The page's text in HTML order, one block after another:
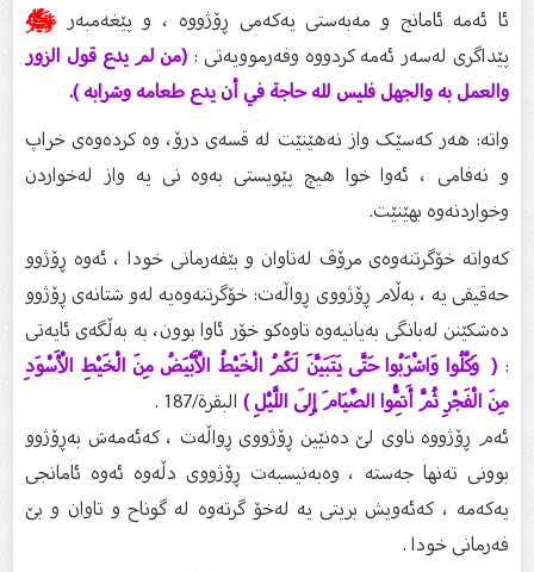
ئا ئەمە ئامانج و مەبەستی یەکەمی ڕۆژووە ، و پێغەمبەرﷺ
پێداگری لەسەر ئەمە کردووە وفەرموویەتی :(من لم يدع قول الزور
والعمل به والجهل فليس لله حاجة في أن يدع طعامه وشرابه ).
واتە: هەر کەسێک واز نەهێنێت لە قسەى درۆ، وە کردەوەى خراپ
و نەفامی ، ئەوا خوا هیچ پێویستى بەوە نی یە واز لەخواردن
وخواردنەوە بهێنێت.
کەواتە خۆگرتنەوەی مرۆڤ لەتاوان و بێفەرمانی خودا ، ئەوە ڕۆژوو
حەقیقی یە ، بەڵام ڕۆژووی ڕواڵەت: خۆگرتنەوەیە لەو شتانەی ڕۆژوو
دەشکێنن لەبانگی بەیانیەوە تاوەکو خۆر ئاوا بوون، بە بەڵگەی ئایەتی
( وَكُلُوا وَاشْرَبُوا حَتَّى يَتَبَيَّنَ لَكُمُ الْخَيْطُ الْأَبْيَضُ مِنَ الْخَيْطِ الْأَسْوَدِ
مِنَ الْفَجْرِ ثُمَّ أَتِمُّوا الصِّيَامَ إِلَى اللَّيْلِ )البقرة/187 .
ئەم ڕۆژووە ناوی لێ دەنێین ڕۆژووی ڕواڵەت ، کەئەمەش بەڕۆژوو
بوونی تەنها جەستە ، وەبەنیسبەت ڕۆژووی دڵەوە ئەوە ئامانجی
یەکەمە ، کەئەویش بریتی یە لەخۆ گرتەوە لە گوناح و تاوان و بێ
فەرمانی خودا .